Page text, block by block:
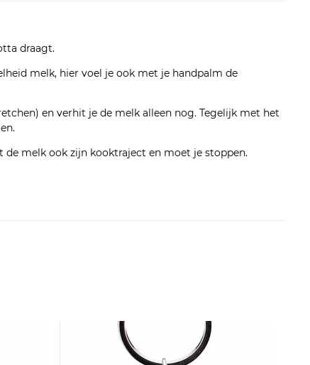
draagt.
melk, hier voel je ook met je handpalm de
en verhit je de melk alleen nog. Tegelijk met het
melk ook zijn kooktraject en moet je stoppen.